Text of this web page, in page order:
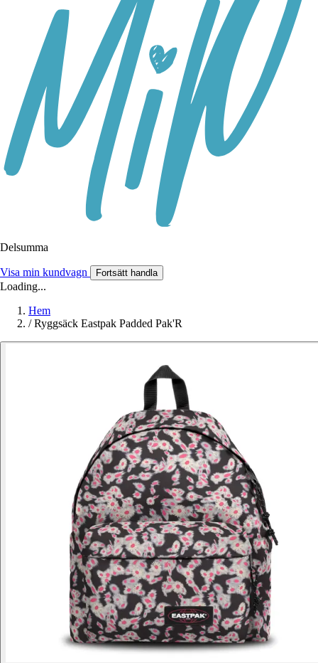
Delsumma
Visa min kundvagn Fortsätt handla
Loading...
Hem
/ Ryggsäck Eastpak Padded Pak'R